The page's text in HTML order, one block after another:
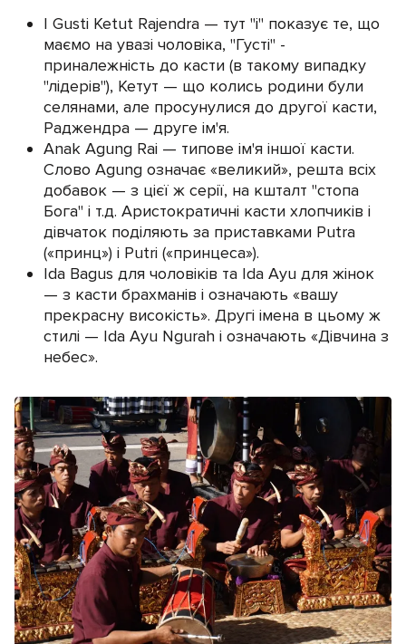
I Gusti Ketut Rajendra — тут "і" показує те, що
маємо на увазі чоловіка, "Густі" -
приналежність до касти (в такому випадку
"лідерів"), Кетут — що колись родини були
селянами, але просунулися до другої касти,
Раджендра — друге ім'я.
Anak Agung Rai — типове ім'я іншої касти.
Слово Agung означає «великий», решта всіх
добавок — з цієї ж серії, на кшталт "стопа
Бога" і т.д. Аристократичні касти хлопчиків і
дівчаток поділяють за приставками Putra
(«принц») і Putri («принцеса»).
Ida Bagus для чоловіків та Ida Ayu для жінок
— з касти брахманів і означають «вашу
прекрасну високість». Другі імена в цьому ж
стилі — Ida Ayu Ngurah і означають «Дівчина з
небес».